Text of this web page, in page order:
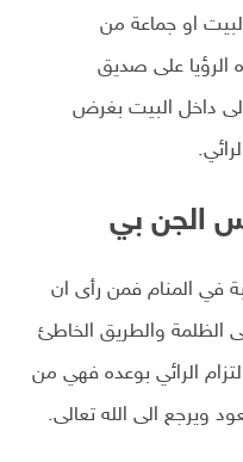
او جماعة من
الرؤيا على صديق
داخل البيت بغرض
الجن بي
في المنام فمن رأى ان
الظلمة والطريق الخاطئ
الرائي بوعده فهي من
ويرجع الى الله تعالى.